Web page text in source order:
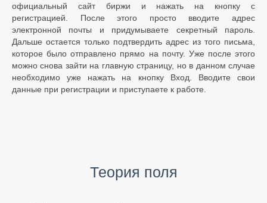
официальный сайт биржи и нажать на кнопку с
регистрацией. После этого просто вводите адрес
электронной почты и придумываете секретный пароль.
Дальше остается только подтвердить адрес из того письма,
которое было отправлено прямо на почту. Уже после этого
можно снова зайти на главную страницу, но в данном случае
необходимо уже нажать на кнопку Вход. Вводите свои
данные при регистрации и приступаете к работе.
Теория поля